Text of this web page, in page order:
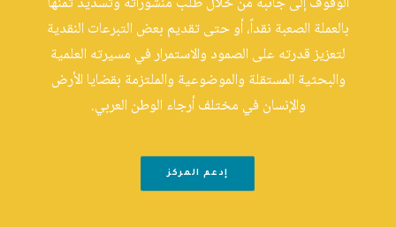
بالعملة الصعبة نقداً، أو حتى تقديم بعض التبرعات النقدية
لتعزيز قدرته على الصمود والاستمرار في مسيرته العلمية
والبحثية المستقلة والموضوعية والملتزمة بقضايا الأرض
والإنسان في مختلف أرجاء الوطن العربي.
إدعم المركز